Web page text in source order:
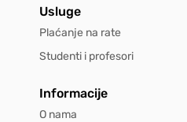
Usluge
Plaćanje na rate
Studenti i profesori
Informacije
O nama